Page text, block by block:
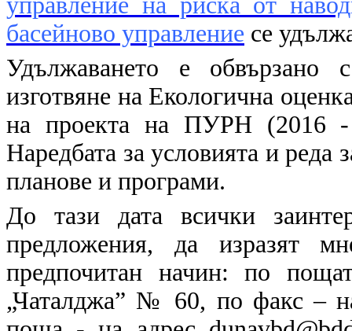
басейново управление се
Удължаването е обвързано
изготвяне на Екологична
на проекта на ПУРН (2016 -
Наредбата за условията и реда
планове и програми.
До тази дата всички
предложения, да изразят
предпочитан начин: по
„Чаталджа” № 60, по факс –